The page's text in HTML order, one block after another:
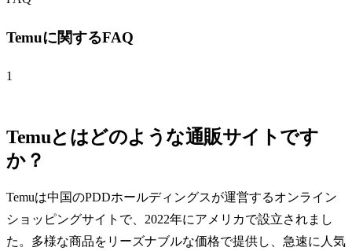
Temuに関するFAQ
1
Temuとはどのような通販サイトです
か？
Temuは中国のPDDホールディングスが運営するオンライン
ショッピングサイトで、2022年にアメリカで設立されまし
た。多様な商品をリーズナブルな価格で提供し、急速に人気